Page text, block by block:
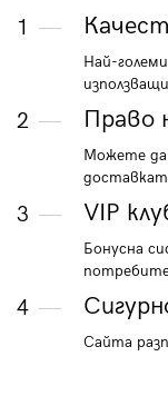
1
Най-
2 Право
Можете да
3 VIP
Бонусна
4
Сайта